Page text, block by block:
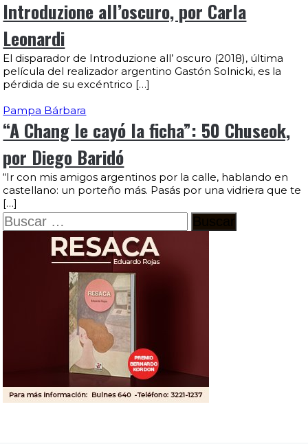
Introduzione all’oscuro, por Carla
Leonardi
El disparador de Introduzione all’ oscuro (2018), última
película del realizador argentino Gastón Solnicki, es la
pérdida de su excéntrico […]
Pampa Bárbara
“A Chang le cayó la ficha”: 50 Chuseok,
por Diego Baridó
“Ir con mis amigos argentinos por la calle, hablando en
castellano: un porteño más. Pasás por una vidriera que te
[…]
Buscar: